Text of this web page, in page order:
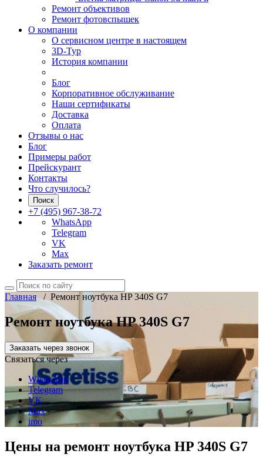
Ремонт объективов
Ремонт фотовспышек
О компании
О сервисном центре в настоящем
3D-Тур
История компании
Блог
Корпоративное обслуживание
Наши сертификаты
Доставка
Оплата
Отзывы о нас
Блог
Примеры работ
Прейскурант
Контакты
Что случилось?
Поиск
+7 (495) 967-38-72
WhatsApp
Telegram
VK
Max
Заказать ремонт
Главная/ Ремонт ноутбука HP 340S G7
Ремонт ноутбука HP 340S G7
Заказать через звонок
Связаться через
WhatsApp
Telegram
VK
Max
imo
Цены на ремонт ноутбука HP 340S G7